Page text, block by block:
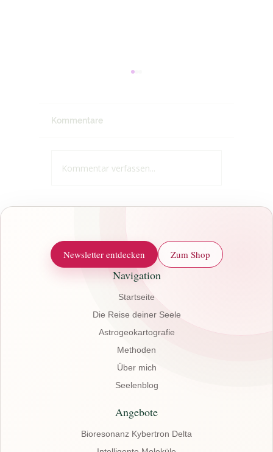
Manche
Termin
Kommentare
Kommentar verfassen...
Newsletter entdecken Zum Shop
Navigation
Startseite
Die Reise deiner Seele
Astrogeokartografie
Methoden
Über mich
Seelenblog
Angebote
Bioresonanz Kybertron Delta